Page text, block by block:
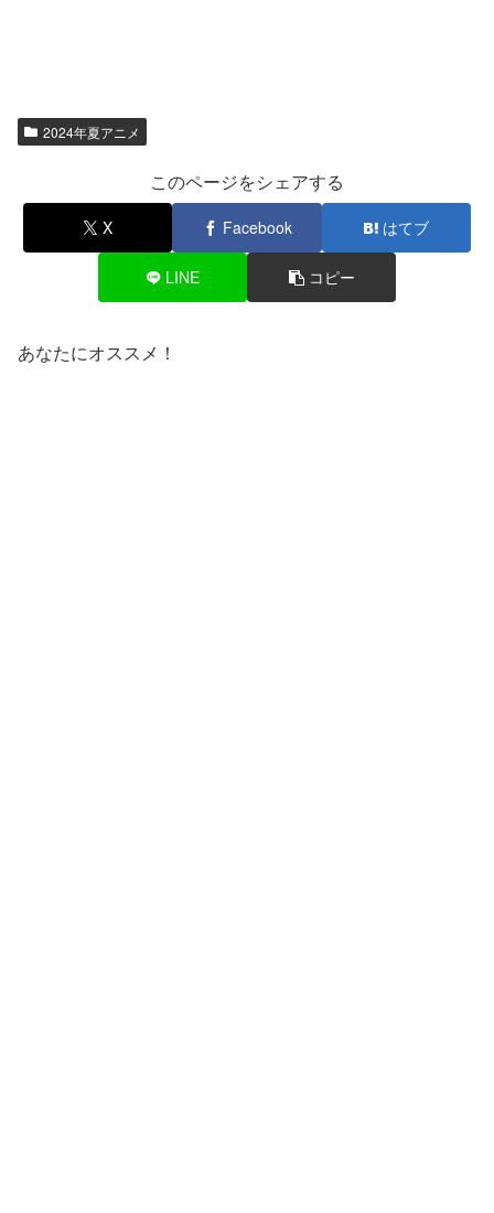
2024年夏アニメ
このページをシェアする
X Facebook はてブ
LINE コピー
あなたにオススメ！